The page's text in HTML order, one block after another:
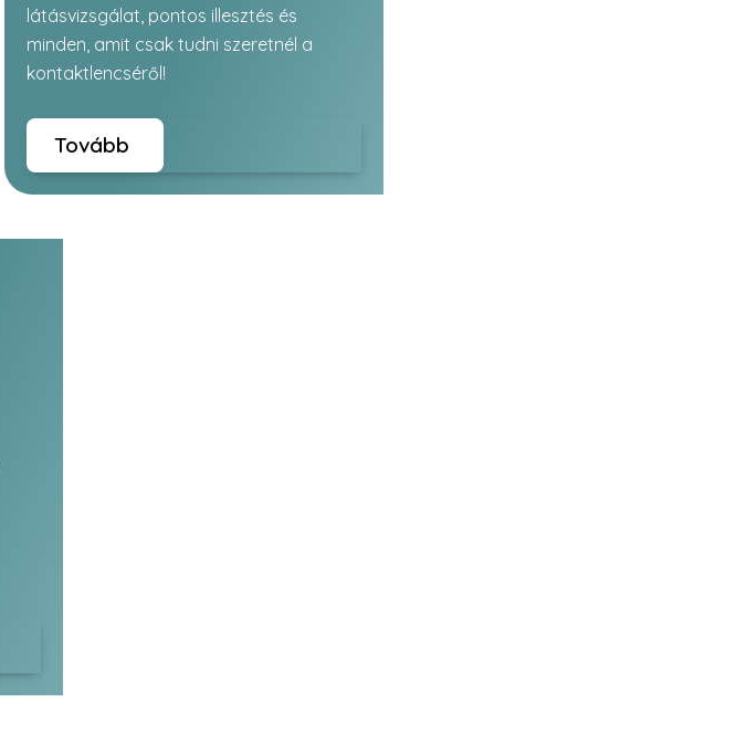
látásvizsgálat, pontos illesztés és
minden, amit csak tudni szeretnél a
kontaktlencséről!
Tovább